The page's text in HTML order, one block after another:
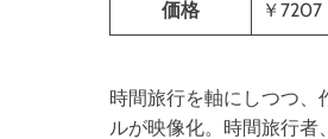
価格 ￥7207
時間旅行を軸にしつつ、
ルが映像化。時間旅行者